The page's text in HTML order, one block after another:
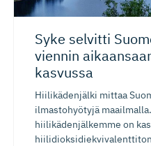
Syke selvitti
viennin
kasvussa
Hiilikädenjälki mittaa
ilmastohyötyjä
hiilikädenjälkemme on